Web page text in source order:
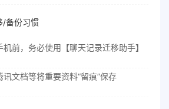
/备份习惯
前，务必使用【聊天记录迁移助手】
文档等将重要资料“留痕”保存